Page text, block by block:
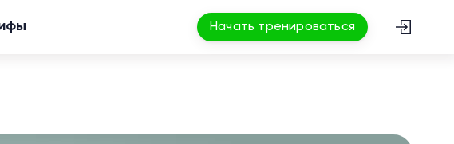
Начать тренироваться